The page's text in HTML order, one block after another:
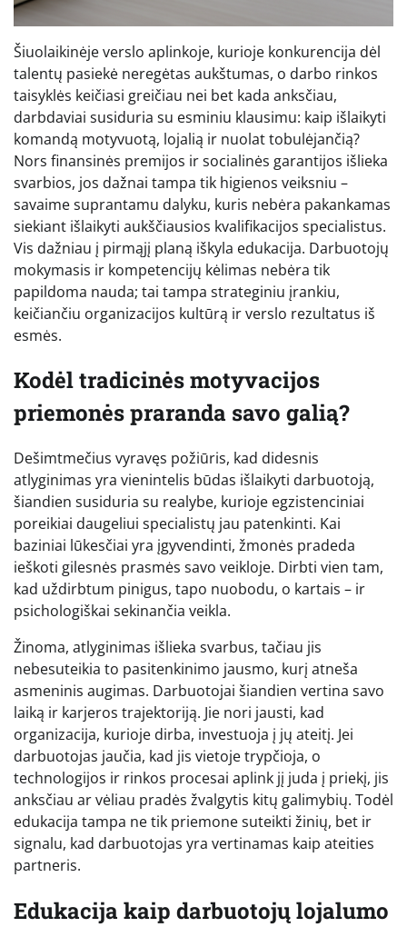
Šiuolaikinėje verslo aplinkoje, kurioje konkurencija dėl
talentų pasiekė neregėtas aukštumas, o darbo rinkos
taisyklės keičiasi greičiau nei bet kada anksčiau,
darbdaviai susiduria su esminiu klausimu: kaip išlaikyti
komandą motyvuotą, lojalią ir nuolat tobulėjančią?
Nors finansinės premijos ir socialinės garantijos išlieka
svarbios, jos dažnai tampa tik higienos veiksniu –
savaime suprantamu dalyku, kuris nebėra pakankamas
siekiant išlaikyti aukščiausios kvalifikacijos specialistus.
Vis dažniau į pirmąjį planą iškyla edukacija. Darbuotojų
mokymasis ir kompetencijų kėlimas nebėra tik
papildoma nauda; tai tampa strateginiu įrankiu,
keičiančiu organizacijos kultūrą ir verslo rezultatus iš
esmės.
Kodėl tradicinės motyvacijos
priemonės praranda savo galią?
Dešimtmečius vyravęs požiūris, kad didesnis
atlyginimas yra vienintelis būdas išlaikyti darbuotoją,
šiandien susiduria su realybe, kurioje egzistenciniai
poreikiai daugeliui specialistų jau patenkinti. Kai
baziniai lūkesčiai yra įgyvendinti, žmonės pradeda
ieškoti gilesnės prasmės savo veikloje. Dirbti vien tam,
kad uždirbtum pinigus, tapo nuobodu, o kartais – ir
psichologiškai sekinančia veikla.
Žinoma, atlyginimas išlieka svarbus, tačiau jis
nebesuteikia to pasitenkinimo jausmo, kurį atneša
asmeninis augimas. Darbuotojai šiandien vertina savo
laiką ir karjeros trajektoriją. Jie nori jausti, kad
organizacija, kurioje dirba, investuoja į jų ateitį. Jei
darbuotojas jaučia, kad jis vietoje trypčioja, o
technologijos ir rinkos procesai aplink jį juda į priekį, jis
anksčiau ar vėliau pradės žvalgytis kitų galimybių. Todėl
edukacija tampa ne tik priemone suteikti žinių, bet ir
signalu, kad darbuotojas yra vertinamas kaip ateities
partneris.
Edukacija kaip darbuotojų lojalumo